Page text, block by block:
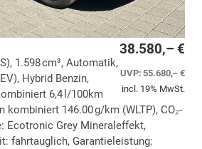
38.580,– €
UVP:55.680,– €
incl. 19% MwSt.
1.598 cm³, Automatik,
Hybrid Benzin,
6,4 l/100km
kombiniert 146.00 g/km (WLTP), CO₂-
Ecotronic Grey Mineraleffekt,
fahrtauglich, Garantieleistung: